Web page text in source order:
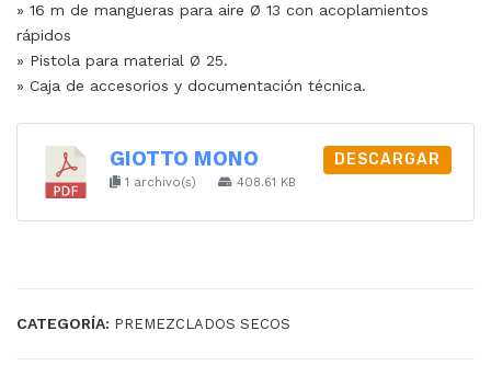
» 16 m de mangueras para aire Ø 13 con acoplamientos
rápidos
» Pistola para material Ø 25.
» Caja de accesorios y documentación técnica.
GIOTTO MONO
1 archivo(s) 408.61 KB
DESCARGAR
CATEGORÍA: PREMEZCLADOS SECOS